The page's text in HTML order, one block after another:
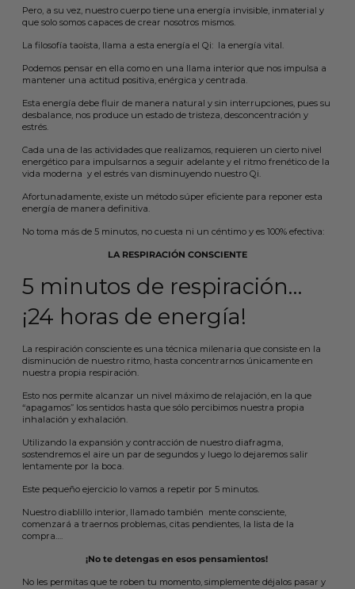
Pero, a su vez, nuestro cuerpo tiene una energía invisible, inmaterial y
que solo somos capaces de crear nosotros mismos.
La filosofía taoísta, llama a esta energía el Qi: la energía vital.
Podemos pensar en ella como en una llama interior que nos impulsa a
mantener una actitud positiva, enérgica y centrada.
Esta energía debe fluir de manera natural y sin interrupciones, pues su
desbalance, nos produce un estado de tristeza, desconcentración y
estrés.
Cada una de las actividades que realizamos, requieren un cierto nivel
energético para impulsarnos a seguir adelante y el ritmo frenético de la
vida moderna y el estrés van disminuyendo nuestro Qi.
Afortunadamente, existe un método súper eficiente para reponer esta
energía de manera definitiva.
No toma más de 5 minutos, no cuesta ni un céntimo y es 100% efectiva:
LA RESPIRACIÓN CONSCIENTE
5 minutos de respiración…
¡24 horas de energía!
La respiración consciente es una técnica milenaria que consiste en la
disminución de nuestro ritmo, hasta concentrarnos únicamente en
nuestra propia respiración.
Esto nos permite alcanzar un nivel máximo de relajación, en la que
“apagamos” los sentidos hasta que sólo percibimos nuestra propia
inhalación y exhalación.
Utilizando la expansión y contracción de nuestro diafragma,
sostendremos el aire un par de segundos y luego lo dejaremos salir
lentamente por la boca.
Este pequeño ejercicio lo vamos a repetir por 5 minutos.
Nuestro diablillo interior, llamado también mente consciente,
comenzará a traernos problemas, citas pendientes, la lista de la
compra….
¡No te detengas en esos pensamientos!
No les permitas que te roben tu momento, simplemente déjalos pasar y